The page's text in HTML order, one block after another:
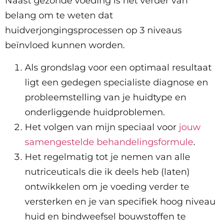
belang om te weten dat
huidverjongingsprocessen op 3 niveaus
beïnvloed kunnen worden.
Als grondslag voor een optimaal resultaat
ligt een gedegen specialiste diagnose en
probleemstelling van je huidtype en
onderliggende huidproblemen.
Het volgen van mijn speciaal voor jouw
samengestelde behandelingsformule.
Het regelmatig tot je nemen van alle
nutriceuticals die ik deels heb (laten)
ontwikkelen om je voeding verder te
versterken en je van specifiek hoog niveau
huid en bindweefsel bouwstoffen te